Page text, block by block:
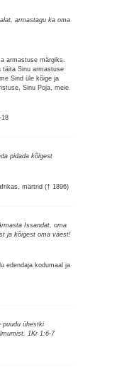
armastagu ka oma
armastuse märgiks.
täita Sinu armastuse
Sind üle kõige ja
Sinu Poja, meie
18
pidada kõigest
märtrid († 1896)
Issandat, oma
ja kõigest oma väest!
edendaja kodumaal ja
puudu ühestki
1Kr 1:6-7